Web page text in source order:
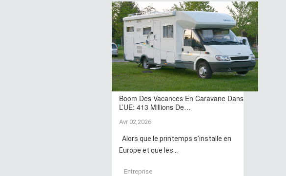
Boom Des Vacances En Caravane Dans
L’UE: 413 Millions De…
Avr 02,2026
Alors que le printemps s’installe en
Europe et que les...
Entreprise